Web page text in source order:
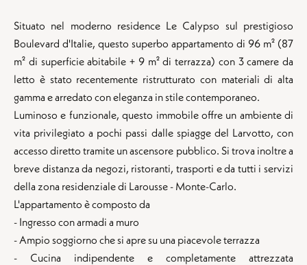
Situato nel moderno residence Le Calypso sul prestigioso
Boulevard d'Italie, questo superbo appartamento di 96 m² (87
m² di superficie abitabile + 9 m² di terrazza) con 3 camere da
letto è stato recentemente ristrutturato con materiali di alta
gamma e arredato con eleganza in stile contemporaneo.
Luminoso e funzionale, questo immobile offre un ambiente di
vita privilegiato a pochi passi dalle spiagge del Larvotto, con
accesso diretto tramite un ascensore pubblico. Si trova inoltre a
breve distanza da negozi, ristoranti, trasporti e da tutti i servizi
della zona residenziale di Larousse - Monte-Carlo.
L'appartamento è composto da
- Ingresso con armadi a muro
- Ampio soggiorno che si apre su una piacevole terrazza
- Cucina indipendente e completamente attrezzata